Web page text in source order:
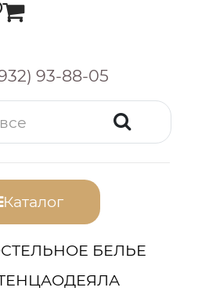
93-88-05
Каталог
БЕЛЬЕ
ОДЕЯЛА